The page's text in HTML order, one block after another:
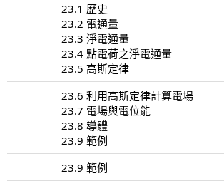
23.1 歷史
23.2 電通量
23.3 淨電通量
23.4 點電荷之淨電通量
23.5 高斯定律
23.6 利用高斯定律計算電場
23.7 電場與電位能
23.8 導體
23.9 範例
23.9 範例